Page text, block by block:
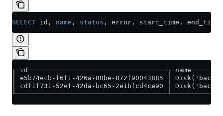
SELECT id, name , status , error, start_time, end_time,
│ e5b74ecb-f6f1-426a-80be-872f90043885 │
│ cdf1f731-52ef-42da-bc65-2e1bfcd4ce90 │